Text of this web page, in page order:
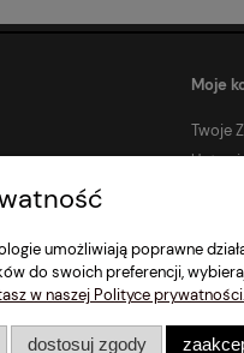
Moje
Twoje
umożliwiają poprawne
do swoich preferencji,
w naszej Polityce prywatności.
dostosuj zgody